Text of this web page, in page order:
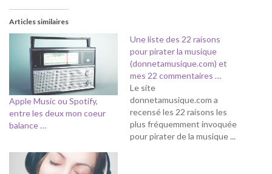
Articles similaires
Apple Music ou Spotify,
entre les deux mon coeur
balance …
Une liste des 22 raisons
pour pirater la musique
(donnetamusique.com) et
mes 22 commentaires …
Le site
donnetamusique.com a
recensé les 22 raisons les
plus fréquemment invoquée
pour pirater de la musique ...